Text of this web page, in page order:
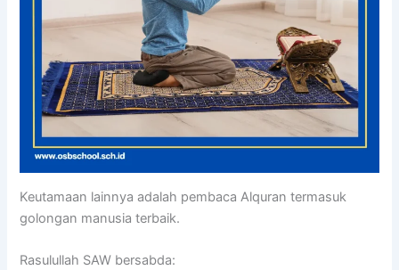
Keutamaan lainnya adalah pembaca Alquran termasuk
golongan manusia terbaik.
Rasulullah SAW bersabda: